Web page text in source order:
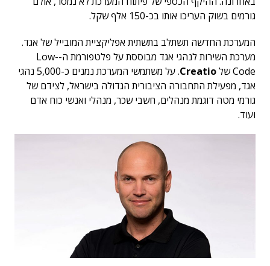
גורמים בשוק העריכו אותו בכ-150 אלף שקל.
המערכת החדשה תשתלב בתשתית אפליקציית המובייל של אגד.
מערכת השירות לנהגי אגד מבוססת על פלטפורמת ה-Low-
Code של
Creatio
. על משתמשי המערכת נמנים כ-5,000 נהגי
אגד, מפעילת התחבורה הציבורית הגדולה בישראל, לצידם של
גורמי מטה דוגמת מנהלים, חשבי שכר, מנהלי ואנשי כוח אדם
ועוד.